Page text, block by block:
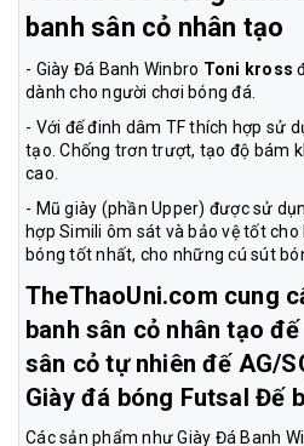
banh sân cỏ nhân tạo
- Giày Đá Banh Winbro Toni kross
dành cho người chơi bóng đá.
- Với đế đinh dâm TF thích hợp sử
tạo. Chống trơn trượt, tạo độ bám
cao.
- Mũ giày (phần Upper) được sử
hợp Simili ôm sát và bảo vệ tốt
bóng tốt nhất, cho những cú sút
TheThaoUni.com cung
banh sân cỏ nhân tạo
sân cỏ tự nhiên đế AG/
Giày đá bóng Futsal Đế
Các sản phẩm như Giày Đá Banh